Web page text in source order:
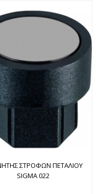
ΣΤΡΟΦΩΝ ΠΕΤΑΛΙΟΥ
SIGMA 022